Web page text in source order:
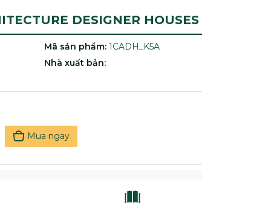
DESIGNER HOUSES
Mã sản phẩm: 1CADH_K5A
Nhà xuất bản:
Mua ngay